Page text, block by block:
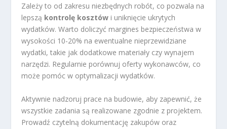
Zależy to od zakresu niezbędnych robót, co pozwala na
lepszą kontrolę kosztów i uniknięcie ukrytych
wydatków. Warto doliczyć margines bezpieczeństwa w
wysokości 10-20% na ewentualne nieprzewidziane
wydatki, takie jak dodatkowe materiały czy wynajem
narzędzi. Regularnie porównuj oferty wykonawców, co
może pomóc w optymalizacji wydatków.
Aktywnie nadzoruj prace na budowie, aby zapewnić, że
wszystkie zadania są realizowane zgodnie z projektem.
Prowadź czytelną dokumentację zakupów oraz